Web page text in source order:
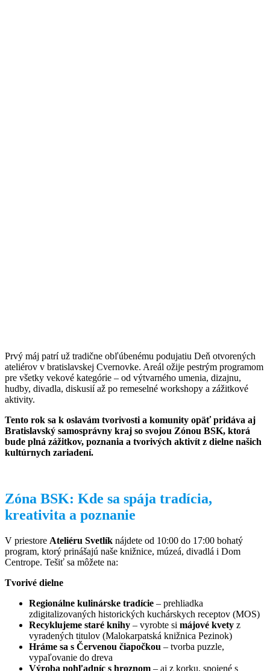
Prvý máj patrí už tradične obľúbenému podujatiu Deň otvorených
ateliérov v bratislavskej Cvernovke. Areál ožije pestrým programom
pre všetky vekové kategórie – od výtvarného umenia, dizajnu,
hudby, divadla, diskusií až po remeselné workshopy a zážitkové
aktivity.
Tento rok sa k oslavám tvorivosti a komunity opäť pridáva aj
Bratislavský samosprávny kraj so svojou Zónou BSK, ktorá
bude plná zážitkov, poznania a tvorivých aktivít z dielne našich
kultúrnych zariadení.
Zóna BSK: Kde sa spája tradícia,
kreativita a poznanie
V priestore Ateliéru Svetlík nájdete od 10:00 do 17:00 bohatý
program, ktorý prinášajú naše knižnice, múzeá, divadlá i Dom
Centrope. Tešiť sa môžete na:
Tvorivé dielne
Regionálne kulinárske tradície – prehliadka
zdigitalizovaných historických kuchárskych receptov (MOS)
Recyklujeme staré knihy – vyrobte si májové kvety z
vyradených titulov (Malokarpatská knižnica Pezinok)
Hráme sa s Červenou čiapočkou – tvorba puzzle,
vypaľovanie do dreva
Výroba pohľadníc s hroznom – aj z korku, spojené s